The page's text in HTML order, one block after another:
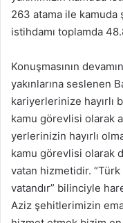
263 atama ile kamuda
istihdamı toplamda
Konuşmasının
yakınlarına seslenen
kariyerlerinize hayırlı
kamu görevlisi olarak
yerlerinizin hayırlı
kamu görevlisi olarak
vatan hizmetidir. “Türk
vatandır” bilinciyle
Aziz şehitlerimizin